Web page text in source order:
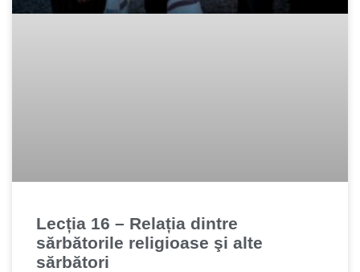
Lecția 16 – Relația dintre
sărbătorile religioase şi alte
sărbători